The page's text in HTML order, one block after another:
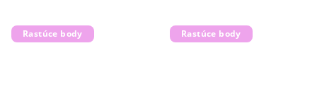
Rastúce body Rastúce body